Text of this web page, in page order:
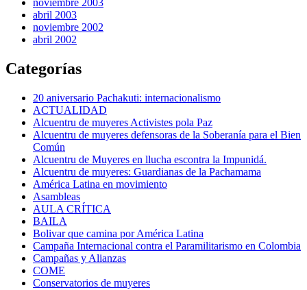
noviembre 2003
abril 2003
noviembre 2002
abril 2002
Categorías
20 aniversario Pachakuti: internacionalismo
ACTUALIDAD
Alcuentru de muyeres Activistes pola Paz
Alcuentru de muyeres defensoras de la Soberanía para el Bien
Común
Alcuentru de Muyeres en llucha escontra la Impunidá.
Alcuentru de muyeres: Guardianas de la Pachamama
América Latina en movimiento
Asambleas
AULA CRÍTICA
BAILA
Bolivar que camina por América Latina
Campaña Internacional contra el Paramilitarismo en Colombia
Campañas y Alianzas
COME
Conservatorios de muyeres